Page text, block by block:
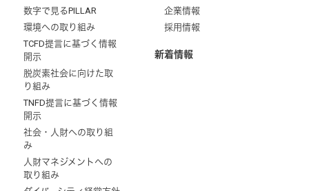
数字で見るPILLAR
環境への取り組み
TCFD提言に基づく情報
開示
脱炭素社会に向けた取
り組み
TNFD提言に基づく情報
開示
社会・人財への取り組
み
人財マネジメントへの
取り組み
企業情報
採用情報
新着情報